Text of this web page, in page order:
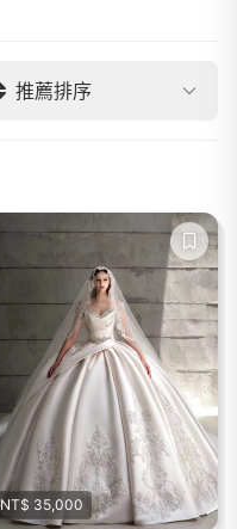
推薦排序
NT$ 35,000